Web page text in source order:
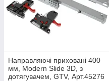
Направляючі приховані 400
мм, Modern Slide 3D, з
дотягувачем, GTV, Арт.45276